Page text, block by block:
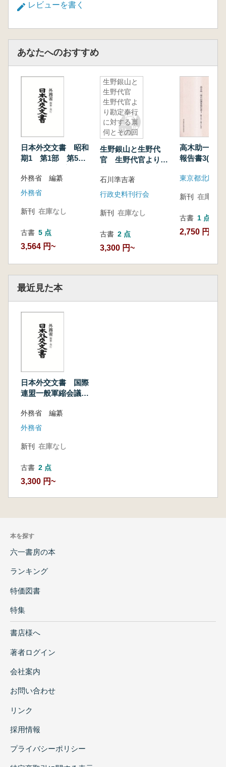
レビューを書く
あなたへのおすすめ
日本外交文書 昭和
期1 第1部 第5
関係)
外務省 編纂
外務省
新刊 在庫なし
古書 5 点
3,564 円~
生野銀山と
生野代官
生野代官よ
り勘定奉行
に対する禀
伺とその回
生野銀山と生野代
官 生野代官より勘
とその回答 第2版
石川準吉著
行政史料刊行会
新刊 在庫なし
古書 2 点
3,300 円~
高木助一郎
報告書3(第
東京都北区教
新刊 在庫なし
古書 1 点
2,750 円
最近見た本
日本外交文書 国際
連盟一般軍縮会議報
外務省 編纂
外務省
新刊 在庫なし
古書 2 点
3,300 円~
本を探す
六一書房の本
ランキング
特価図書
特集
書店様へ
著者ログイン
会社案内
お問い合わせ
リンク
採用情報
プライバシーポリシー